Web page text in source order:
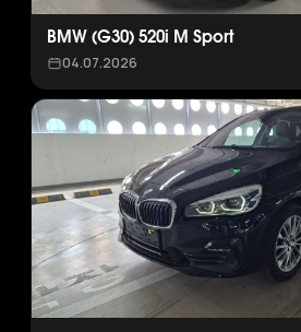
BMW (G30) 520i M Sport
04.07.2026